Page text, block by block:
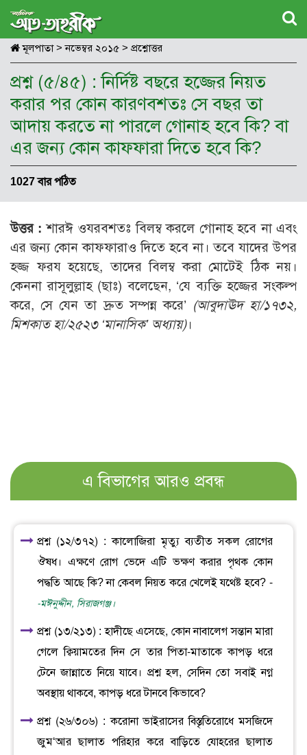
মূলপাতা> নভেম্বর ২০১৫ > প্রশ্নোত্তর
প্রশ্ন (৫/৪৫) : নির্দিষ্ট বছরে হজ্জের নিয়ত
করার পর কোন কারণবশতঃ সে বছর তা
আদায় করতে না পারলে গোনাহ হবে কি? বা
এর জন্য কোন কাফফারা দিতে হবে কি?
1027 বার পঠিত
উত্তর : শারঈ ওযরবশতঃ বিলম্ব করলে গোনাহ হবে না এবং
এর জন্য কোন কাফফারাও দিতে হবে না। তবে যাদের উপর
হজ্জ ফরয হয়েছে, তাদের বিলম্ব করা মোটেই ঠিক নয়।
কেননা রাসূলুল্লাহ (ছাঃ) বলেছেন, ‘যে ব্যক্তি হজ্জের সংকল্প
করে, সে যেন তা দ্রুত সম্পন্ন করে’ (আবুদাঊদ হা/১৭৩২,
মিশকাত হা/২৫২৩ ‘মানাসিক’ অধ্যায়)।
এ বিভাগের আরও প্রবন্ধ
প্রশ্ন (১২/৩৭২) : কালোজিরা মৃত্যু ব্যতীত সকল রোগের
ঔষধ। এক্ষণে রোগ ভেদে এটি ভক্ষণ করার পৃথক কোন
পদ্ধতি আছে কি? না কেবল নিয়ত করে খেলেই যথেষ্ট হবে? -
-মঈনুদ্দীন, সিরাজগঞ্জ।
প্রশ্ন (১৩/২১৩) : হাদীছে এসেছে, কোন নাবালেগ সন্তান মারা
গেলে ক্বিয়ামতের দিন সে তার পিতা-মাতাকে কাপড় ধরে
টেনে জান্নাতে নিয়ে যাবে। প্রশ্ন হল, সেদিন তো সবাই নগ্ন
অবস্থায় থাকবে, কাপড় ধরে টানবে কিভাবে?
প্রশ্ন (২৬/৩০৬) : করোনা ভাইরাসের বিস্তৃতিরোধে মসজিদে
জুম‘আর ছালাত পরিহার করে বাড়িতে যোহরের ছালাত